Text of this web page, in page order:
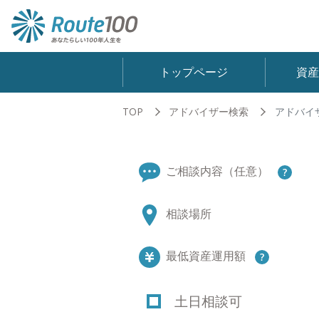
トップページ 資
TOP アドバイザー検索 アドバイ
ご相談内容（任意）
相談場所
最低資産運用額
土日相談可